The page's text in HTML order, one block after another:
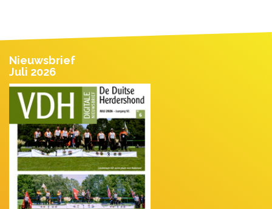
Nieuwsbrief
Juli 2026